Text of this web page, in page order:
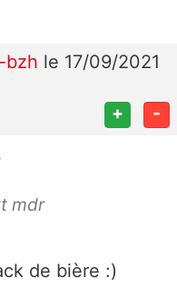
bzh le 17/09/2021
+ -
mdr
de bière :)